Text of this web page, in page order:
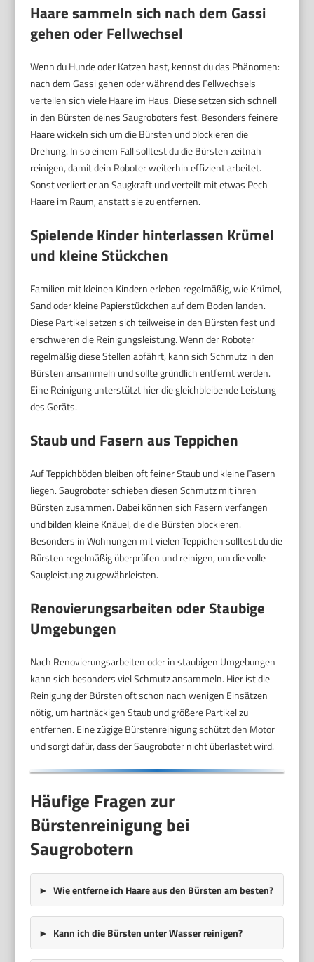
Haare sammeln sich nach dem Gassi
gehen oder Fellwechsel
Wenn du Hunde oder Katzen hast, kennst du das Phänomen:
nach dem Gassi gehen oder während des Fellwechsels
verteilen sich viele Haare im Haus. Diese setzen sich schnell
in den Bürsten deines Saugroboters fest. Besonders feinere
Haare wickeln sich um die Bürsten und blockieren die
Drehung. In so einem Fall solltest du die Bürsten zeitnah
reinigen, damit dein Roboter weiterhin effizient arbeitet.
Sonst verliert er an Saugkraft und verteilt mit etwas Pech
Haare im Raum, anstatt sie zu entfernen.
Spielende Kinder hinterlassen Krümel
und kleine Stückchen
Familien mit kleinen Kindern erleben regelmäßig, wie Krümel,
Sand oder kleine Papierstückchen auf dem Boden landen.
Diese Partikel setzen sich teilweise in den Bürsten fest und
erschweren die Reinigungsleistung. Wenn der Roboter
regelmäßig diese Stellen abfährt, kann sich Schmutz in den
Bürsten ansammeln und sollte gründlich entfernt werden.
Eine Reinigung unterstützt hier die gleichbleibende Leistung
des Geräts.
Staub und Fasern aus Teppichen
Auf Teppichböden bleiben oft feiner Staub und kleine Fasern
liegen. Saugroboter schieben diesen Schmutz mit ihren
Bürsten zusammen. Dabei können sich Fasern verfangen
und bilden kleine Knäuel, die die Bürsten blockieren.
Besonders in Wohnungen mit vielen Teppichen solltest du die
Bürsten regelmäßig überprüfen und reinigen, um die volle
Saugleistung zu gewährleisten.
Renovierungsarbeiten oder Staubige
Umgebungen
Nach Renovierungsarbeiten oder in staubigen Umgebungen
kann sich besonders viel Schmutz ansammeln. Hier ist die
Reinigung der Bürsten oft schon nach wenigen Einsätzen
nötig, um hartnäckigen Staub und größere Partikel zu
entfernen. Eine zügige Bürstenreinigung schützt den Motor
und sorgt dafür, dass der Saugroboter nicht überlastet wird.
Häufige Fragen zur
Bürstenreinigung bei
Saugrobotern
Wie entferne ich Haare aus den Bürsten am besten?
Kann ich die Bürsten unter Wasser reinigen?